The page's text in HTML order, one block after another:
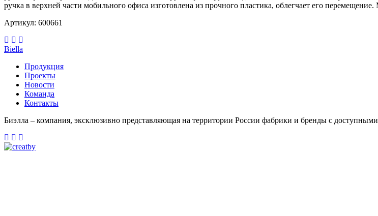
ручка в верхней части мобильного офиса изготовлена из прочного пластика, облегчает его
Артикул: 600661
Biella
Продукция
Проекты
Новости
Команда
Контакты
Биэлла – компания, эксклюзивно представляющая на территории России фабрики и бренды c